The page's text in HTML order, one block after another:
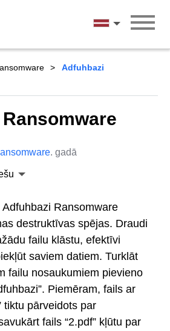
Latviešu
Adfuhbazi
. gadā
Ransomware
destruktīvas spējas. Draudi
failu klāstu, efektīvi
saviem datiem. Turklāt
failu nosaukumiem pievieno
Piemēram, fails ar
tiktu pārveidots par
fails “2.pdf” kļūtu par